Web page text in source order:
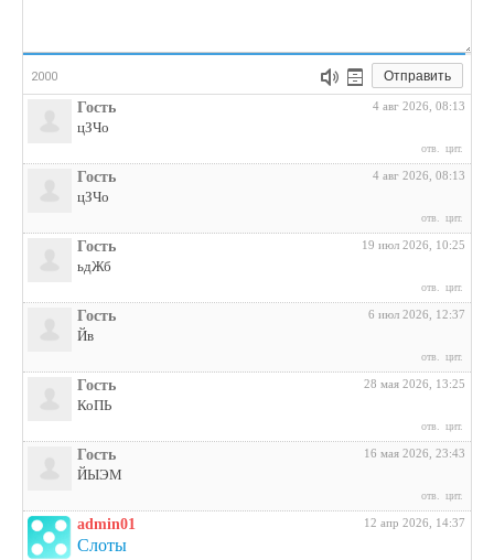
Отправить
2000
Гость 4 авг 2026, 08:13
цЗЧо
отв. цит.
Гость 4 авг 2026, 08:13
цЗЧо
отв. цит.
Гость 19 июл 2026, 10:25
ьдЖб
отв. цит.
Гость 6 июл 2026, 12:37
Йв
отв. цит.
Гость 28 мая 2026, 13:25
КоПЬ
отв. цит.
Гость 16 мая 2026, 23:43
ЙЫЭМ
отв. цит.
admin01 12 апр 2026, 14:37
Слоты